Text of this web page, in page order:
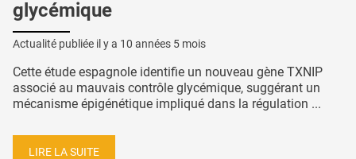
glycémique
Actualité publiée il y a 10 années 5 mois
Cette étude espagnole identifie un nouveau gène TXNIP
associé au mauvais contrôle glycémique, suggérant un
mécanisme épigénétique impliqué dans la régulation ...
LIRE LA SUITE